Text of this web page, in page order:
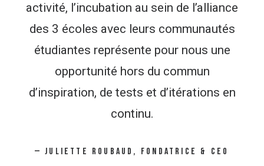
activité, l’incubation au sein de l’alliance
des 3 écoles avec leurs communautés
étudiantes représente pour nous une
opportunité hors du commun
d’inspiration, de tests et d’itérations en
continu.
— JULIETTE ROUBAUD, FONDATRICE & CEO